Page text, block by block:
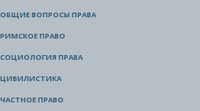
ОБЩИЕ ВОПРОСЫ ПРАВА
РИМСКОЕ ПРАВО
СОЦИОЛОГИЯ ПРАВА
ЦИВИЛИСТИКА
ЧАСТНОЕ ПРАВО